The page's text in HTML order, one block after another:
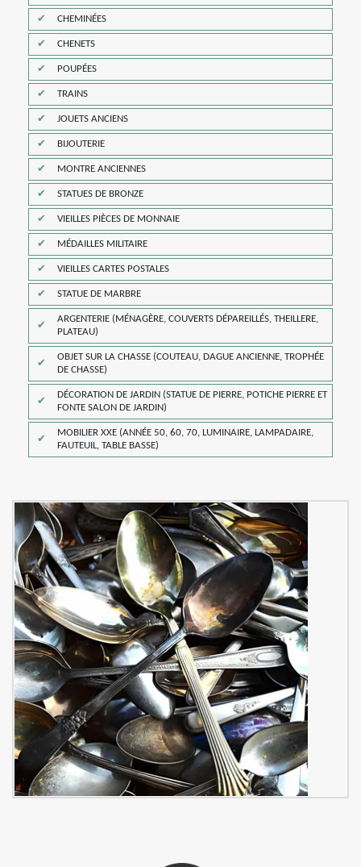
CHEMINÉES
CHENETS
POUPÉES
TRAINS
JOUETS ANCIENS
BIJOUTERIE
MONTRE ANCIENNES
STATUES DE BRONZE
VIEILLES PIÈCES DE MONNAIE
MÉDAILLES MILITAIRE
VIEILLES CARTES POSTALES
STATUE DE MARBRE
ARGENTERIE (MÉNAGÈRE, COUVERTS DÉPAREILLÉS, THEILLERE,
PLATEAU)
OBJET SUR LA CHASSE (COUTEAU, DAGUE ANCIENNE, TROPHÉE
DE CHASSE)
DÉCORATION DE JARDIN (STATUE DE PIERRE, POTICHE PIERRE ET
FONTE SALON DE JARDIN)
MOBILIER XXE (ANNÉE 50, 60, 70, LUMINAIRE, LAMPADAIRE,
FAUTEUIL, TABLE BASSE)